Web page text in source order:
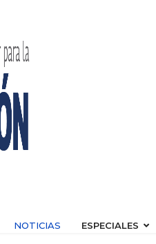
NOTICIAS ESPECIALES